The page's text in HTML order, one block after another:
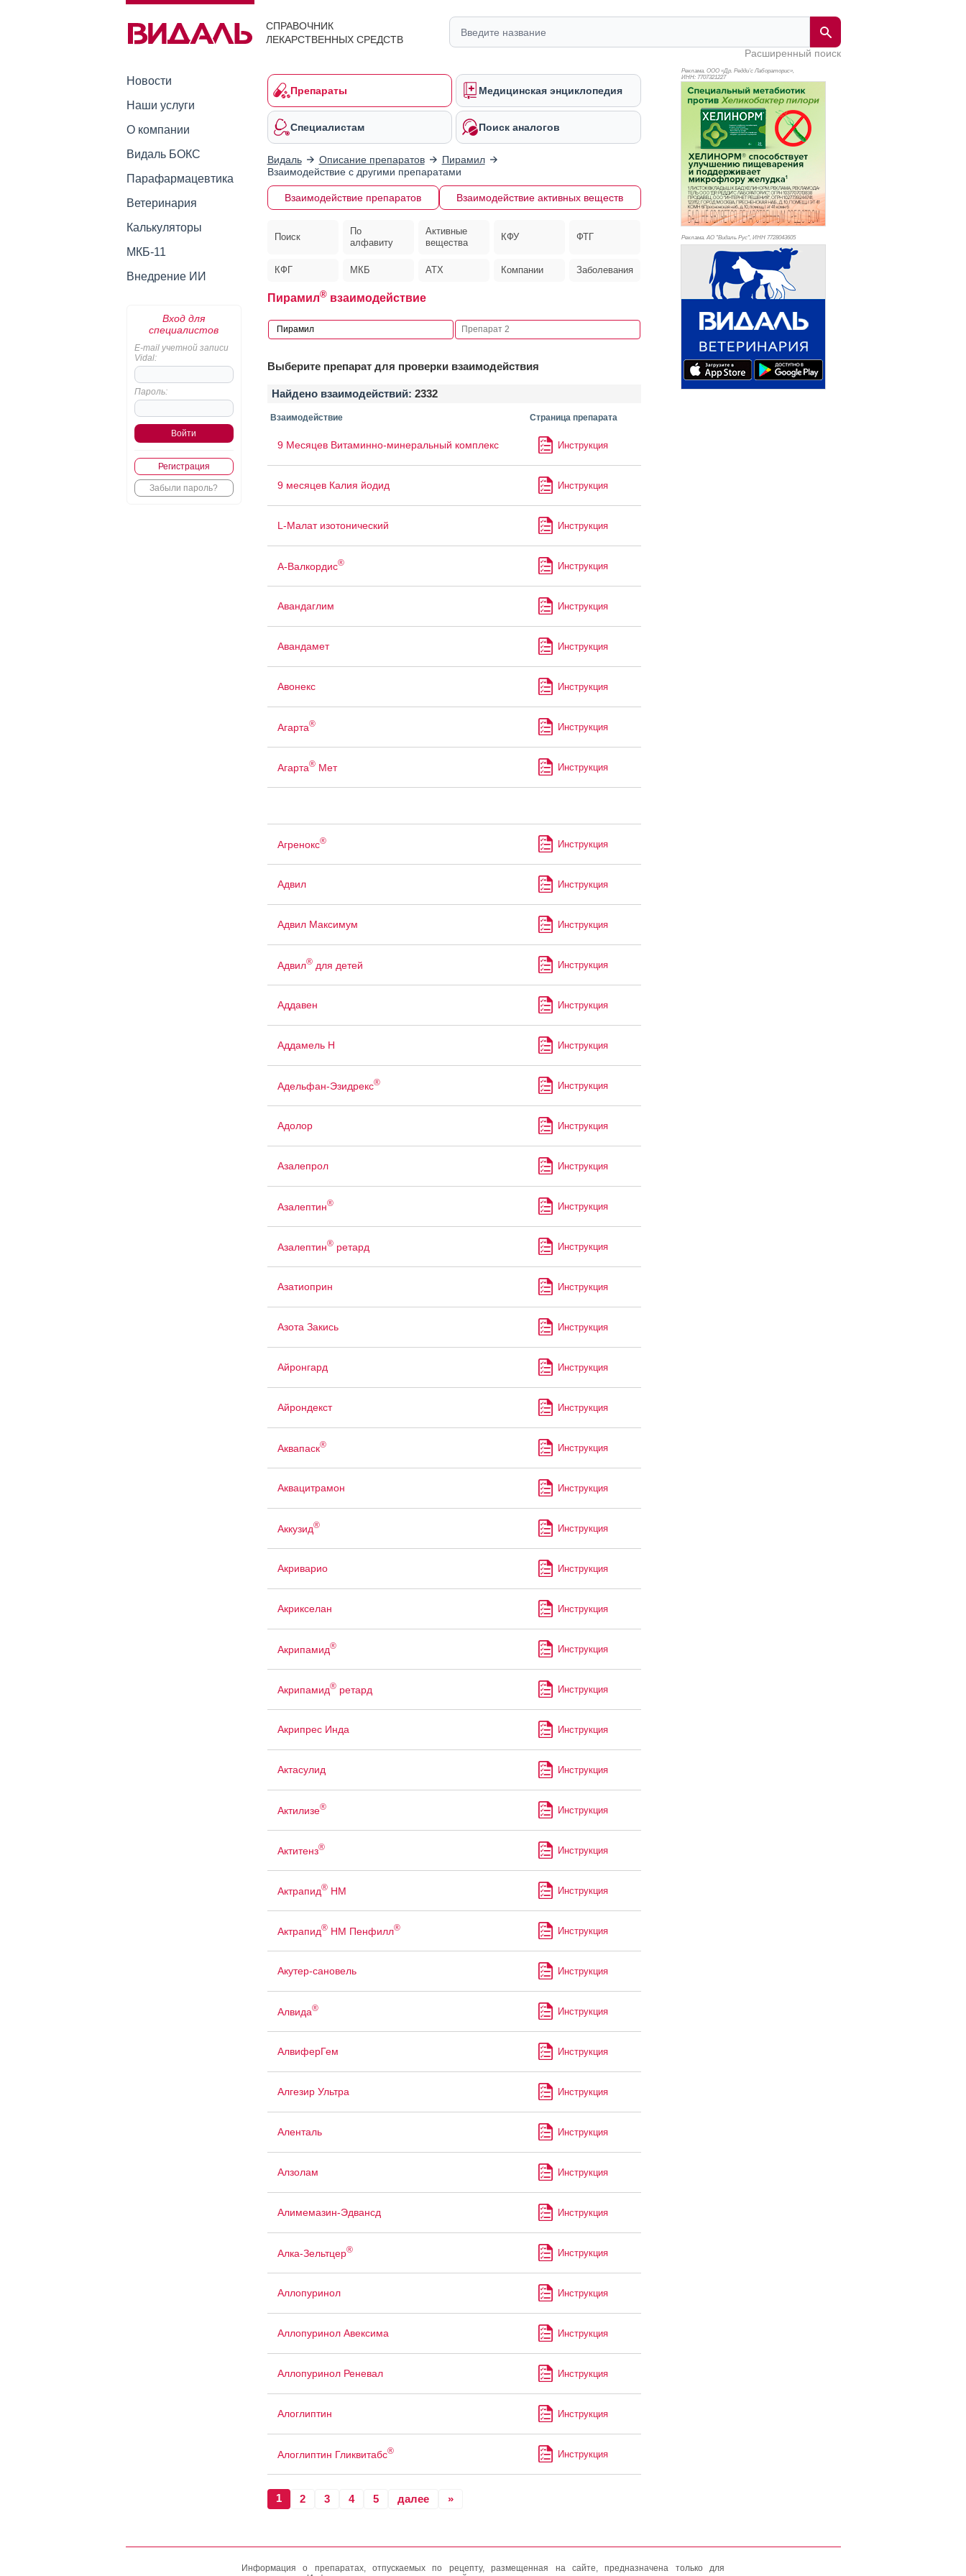
СПРАВОЧНИК
ЛЕКАРСТВЕННЫХ СРЕДСТВ
Расширенный поиск
Новости
Наши услуги
О компании
Видаль БОКС
Парафармацевтика
Ветеринария
Калькуляторы
МКБ-11
Внедрение ИИ
Вход для
специалистов
E-mail учетной записи
Vidal:
Пароль:
Регистрация
Забыли пароль?
Препараты Медицинская энциклопедия
Специалистам Поиск аналогов
Видаль Описание препаратов
Пирамил
Взаимодействие с другими препаратами
Взаимодействие препаратов Взаимодействие активных веществ
Поиск
По
алфавиту
Активные
вещества
КФУ ФТГ
КФГ МКБ АТХ Компании Заболевания
Пирамил®взаимодействие
Выберите препарат для проверки взаимодействия
Найдено взаимодействий: 2332
Взаимодействие Страница препарата
9 Месяцев Витаминно-минеральный комплекс Инструкция
9 месяцев Калия йодид Инструкция
L-Малат изотонический Инструкция
А-Валкордис® Инструкция
Авандаглим Инструкция
Авандамет Инструкция
Авонекс Инструкция
Агарта® Инструкция
Агарта®Мет Инструкция
Агренокс® Инструкция
Адвил Инструкция
Адвил Максимум Инструкция
Адвил®для детей Инструкция
Аддавен Инструкция
Аддамель Н Инструкция
Адельфан-Эзидрекс® Инструкция
Адолор Инструкция
Азалепрол Инструкция
Азалептин® Инструкция
Азалептин®ретард Инструкция
Азатиоприн Инструкция
Азота Закись Инструкция
Айронгард Инструкция
Айрондекст Инструкция
Аквапаск® Инструкция
Аквацитрамон Инструкция
Аккузид® Инструкция
Акриварио Инструкция
Акрикселан Инструкция
Акрипамид® Инструкция
Акрипамид®ретард Инструкция
Акрипрес Инда Инструкция
Актасулид Инструкция
Актилизе® Инструкция
Актитенз® Инструкция
Актрапид®НМ Инструкция
Актрапид®НМ Пенфилл® Инструкция
Акутер-сановель Инструкция
Алвида® Инструкция
АлвиферГем Инструкция
Алгезир Ультра Инструкция
Аленталь Инструкция
Алзолам Инструкция
Алимемазин-Эдвансд Инструкция
Алка-Зельтцер® Инструкция
Аллопуринол Инструкция
Аллопуринол Авексима Инструкция
Аллопуринол Реневал Инструкция
Алоглиптин Инструкция
Алоглиптин Гликвитабс® Инструкция
1 2 3 4 5 далее »
Реклама. ООО «Др. Редди’с Лабораторис»,
ИНН: 7707321227
Реклама. АО "Видаль Рус", ИНН 7728043605
Информация о препаратах, отпускаемых по рецепту, размещенная на сайте, предназначена только для